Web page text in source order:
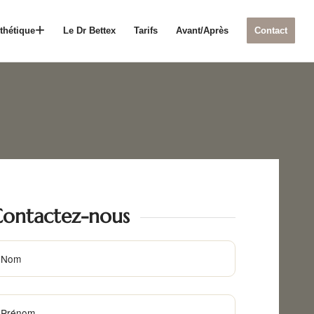
Le Dr Bettex Tarifs Avant/Après Contact
nous